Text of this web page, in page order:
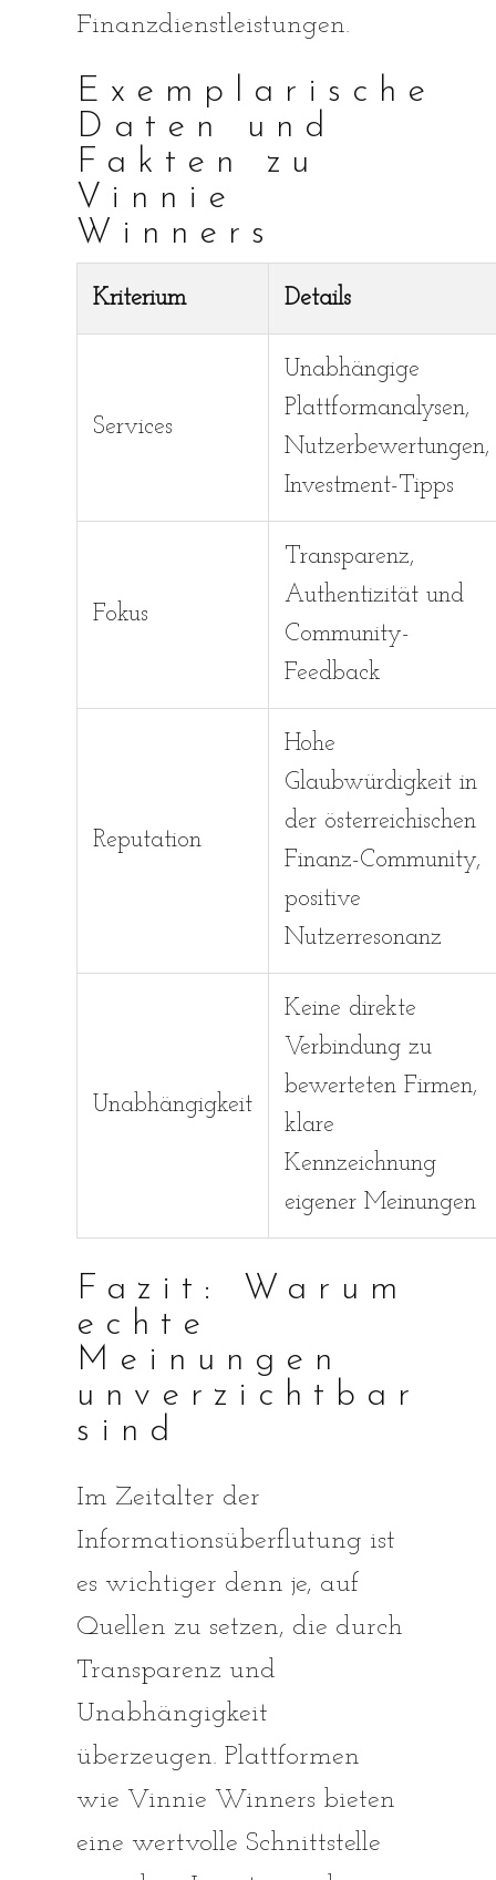
Finanzdienstleistungen.
Exemplarische
Daten und
Fakten zu
Vinnie
Winners
Kriterium Details
Services
Unabhängige
Plattformanalysen,
Nutzerbewertungen,
Investment-Tipps
Fokus
Transparenz,
Authentizität und
Community-
Feedback
Reputation
Hohe
Glaubwürdigkeit in
der österreichischen
Finanz-Community,
positive
Nutzerresonanz
Unabhängigkeit
Keine direkte
Verbindung zu
bewerteten Firmen,
klare
Kennzeichnung
eigener Meinungen
Fazit: Warum
echte
Meinungen
unverzichtbar
sind
Im Zeitalter der
Informationsüberflutung ist
es wichtiger denn je, auf
Quellen zu setzen, die durch
Transparenz und
Unabhängigkeit
überzeugen. Plattformen
wie Vinnie Winners bieten
eine wertvolle Schnittstelle